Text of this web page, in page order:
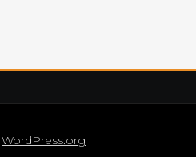
WordPress.org